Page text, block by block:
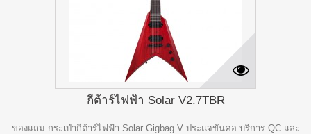
กีต้าร์ไฟฟ้า Solar V2.7TBR
ของแถม กระเป่ากีต้าร์ไฟฟ้า Solar Gigbag V ประแจขันคอ บริการ QC และ